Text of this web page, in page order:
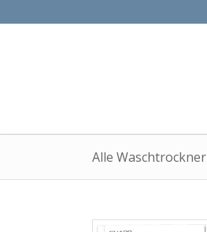
Alle Waschtrockner